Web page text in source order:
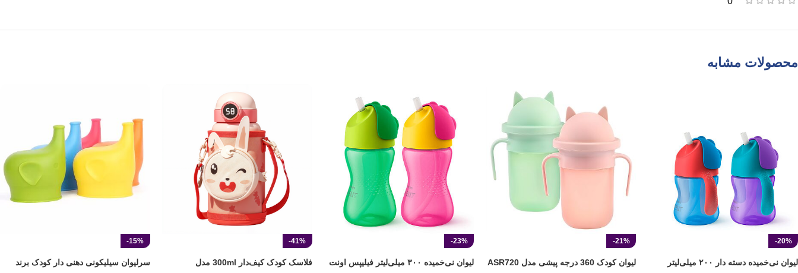
محصولات مشابه
-20%
لیوان نی‌خمیده دسته دار ۲۰۰ میلی‌لیتر
-21%
لیوان کودک 360 درجه پیشی مدل ASR720
-23%
لیوان نی‌خمیده ۳۰۰ میلی‌لیتر فیلیپس اونت
-41%
فلاسک کودک کیف‌دار 300ml مدل
-15%
سرلیوان سیلیکونی دهنی دار کودک برند